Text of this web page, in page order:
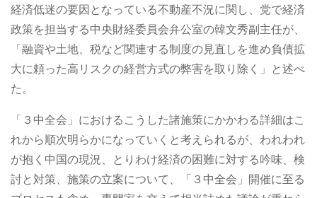
経済低迷の要因となっている不動産不況に関し、党で経済
政策を担当する中央財経委員会弁公室の韓文秀副主任が、
「融資や土地、税など関連する制度の見直しを進め負債拡
大に頼った高リスクの経営方式の弊害を取り除く」と述べ
た。
「３中全会」におけるこうした諸施策にかかわる詳細はこ
れから順次明らかになっていくと考えられるが、われわれ
が抱く中国の現況、とりわけ経済の困難に対する吟味、検
討と対策、施策の立案について、「３中全会」開催に至る